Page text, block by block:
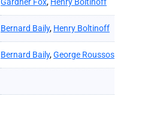
Bernard Baily, Henry Boltinoff
Bernard Baily,George Roussos